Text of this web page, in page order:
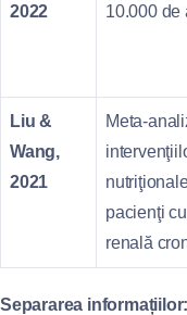
2022
10.000 de
Liu &
Wang,
2021
pacienţi
renală
Separarea informațiilor: